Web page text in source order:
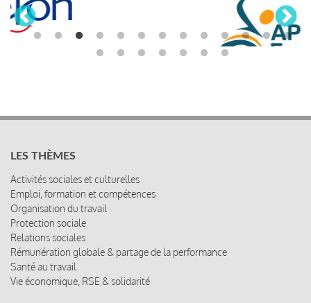
LES THÈMES
Activités sociales et culturelles
Emploi, formation et compétences
Organisation du travail
Protection sociale
Relations sociales